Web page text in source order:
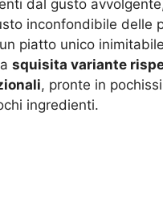
dal gusto
inconfondibile delle
piatto unico
squisita variante
, pronte in
ingredienti.